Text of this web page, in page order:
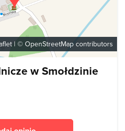
| © OpenStreetMap contributors
w Smołdzinie